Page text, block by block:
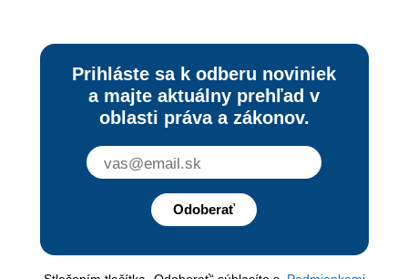
Prihláste sa k odberu noviniek
a majte aktuálny prehľad v
oblasti práva a zákonov.
Odoberať